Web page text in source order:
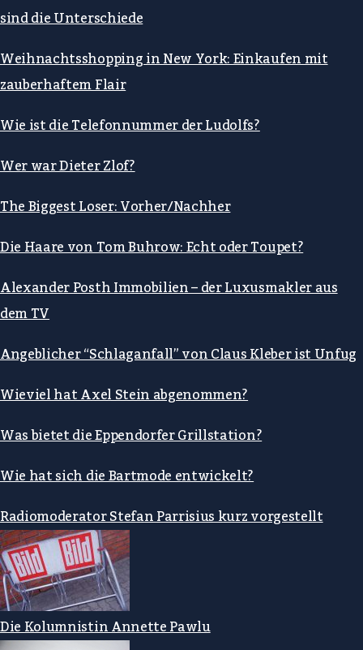
sind die Unterschiede
Weihnachtsshopping in New York: Einkaufen mit
zauberhaftem Flair
Wie ist die Telefonnummer der Ludolfs?
Wer war Dieter Zlof?
The Biggest Loser: Vorher/Nachher
Die Haare von Tom Buhrow: Echt oder Toupet?
Alexander Posth Immobilien – der Luxusmakler aus
dem TV
Angeblicher “Schlaganfall” von Claus Kleber ist Unfug
Wieviel hat Axel Stein abgenommen?
Was bietet die Eppendorfer Grillstation?
Wie hat sich die Bartmode entwickelt?
Radiomoderator Stefan Parrisius kurz vorgestellt
Die Kolumnistin Annette Pawlu